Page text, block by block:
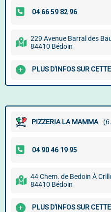
229 Avenue Barral des
84410 Bédoin
PLUS D'INFOS SUR
PIZZERIA LA MAMMA
44 Chem. de Bedoin À
84410 Bédoin
PLUS D'INFOS SUR